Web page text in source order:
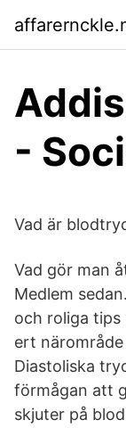
-
Vad är
Vad gör man
Medlem
och roliga tips
ert
Diastoliska
förmågan att
skjuter på